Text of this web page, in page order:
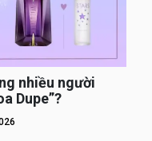
nhiều người
Dupe”?